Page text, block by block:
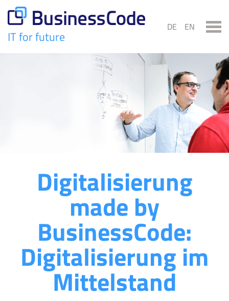
content
IT for future
DE EN
Digitalisierung
made by
BusinessCode:
Digitalisierung im
Mittelstand